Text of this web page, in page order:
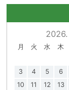
2026.
月 火 水 木
3
4 5 6
10
11 12 13